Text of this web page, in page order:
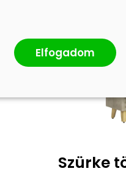
Szürke
Elfogadom